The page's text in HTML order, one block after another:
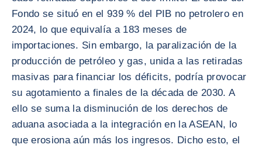
Fondo se situó en el 939 % del PIB no petrolero en
2024, lo que equivalía a 183 meses de
importaciones. Sin embargo, la paralización de la
producción de petróleo y gas, unida a las retiradas
masivas para financiar los déficits, podría provocar
su agotamiento a finales de la década de 2030. A
ello se suma la disminución de los derechos de
aduana asociada a la integración en la ASEAN, lo
que erosiona aún más los ingresos. Dicho esto, el